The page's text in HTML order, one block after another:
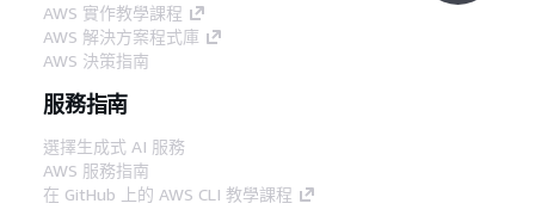
AWS 實作教學課程
AWS 解決方案程式庫
AWS 決策指南
服務指南
選擇生成式 AI 服務
AWS 服務指南
在 GitHub 上的 AWS CLI 教學課程